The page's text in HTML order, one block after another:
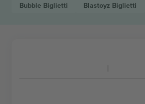
Bubble Biglietti Blastoyz Biglietti